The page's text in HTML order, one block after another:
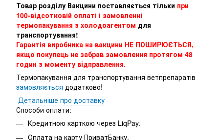
Товар розділу Вакцини поставляється тільки при
100-відсотковій оплаті і замовленні
термопакування з холодоагентом для
транспортування!
Гарантія виробника на вакцини НЕ ПОШИРЮЄТЬСЯ,
якщо покупець не забрав замовлення протягом 48
годин з моменту відправлення.
Термопакування для транспортування ветпрепаратів
замовляється додатково!
Детальніше про доставку
Способи оплати:
Кредитною карткою через LiqPay.
Оплата на карту ПриватБанку.